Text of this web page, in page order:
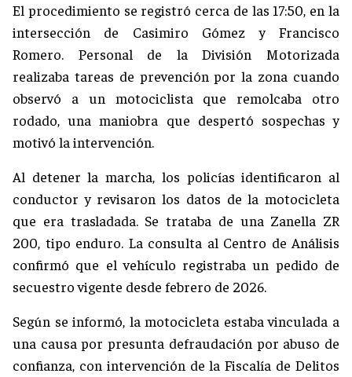
El procedimiento se registró cerca de las 17:50, en la
intersección de Casimiro Gómez y Francisco
Romero. Personal de la División Motorizada
realizaba tareas de prevención por la zona cuando
observó a un motociclista que remolcaba otro
rodado, una maniobra que despertó sospechas y
motivó la intervención.
Al detener la marcha, los policías identificaron al
conductor y revisaron los datos de la motocicleta
que era trasladada. Se trataba de una Zanella ZR
200, tipo enduro. La consulta al Centro de Análisis
confirmó que el vehículo registraba un pedido de
secuestro vigente desde febrero de 2026.
Según se informó, la motocicleta estaba vinculada a
una causa por presunta defraudación por abuso de
confianza, con intervención de la Fiscalía de Delitos